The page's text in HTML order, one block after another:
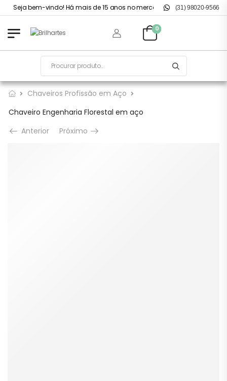
Seja bem-vindo! Há mais de 15 anos no mercado. (31) 98020-9566
0
Chaveiros Profissão em Aço
Chaveiro Engenharia Florestal em aço
Anterior
Próximo